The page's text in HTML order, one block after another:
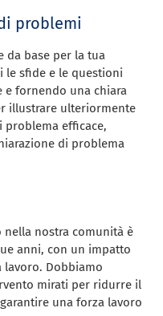
problemi
da base per la tua
le sfide e le questioni
e fornendo una chiara
illustrare ulteriormente
problema efficace,
di problema
nella nostra comunità è
anni, con un impatto
lavoro. Dobbiamo
mirati per ridurre il
una forza lavoro